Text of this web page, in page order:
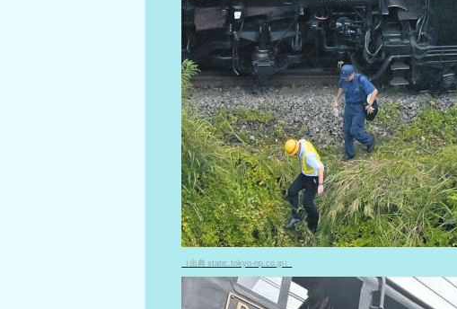
（出典 static.tokyo-np.co.jp）